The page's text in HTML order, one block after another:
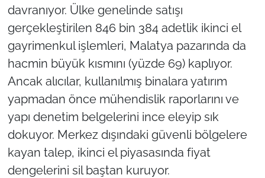
davranıyor. Ülke genelinde satışı
gerçekleştirilen 846 bin 384 adetlik ikinci el
gayrimenkul işlemleri, Malatya pazarında da
hacmin büyük kısmını (yüzde 69) kaplıyor.
Ancak alıcılar, kullanılmış binalara yatırım
yapmadan önce mühendislik raporlarını ve
yapı denetim belgelerini ince eleyip sık
dokuyor. Merkez dışındaki güvenli bölgelere
kayan talep, ikinci el piyasasında fiyat
dengelerini sil baştan kuruyor.